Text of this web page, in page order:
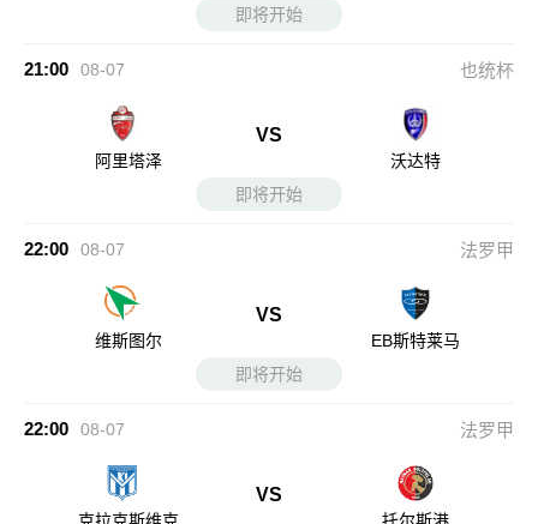
即将开始
21:00 08-07 也统杯
阿里塔泽
VS
沃达特
即将开始
22:00 08-07 法罗甲
维斯图尔
VS
EB斯特莱马
即将开始
22:00 08-07 法罗甲
VS